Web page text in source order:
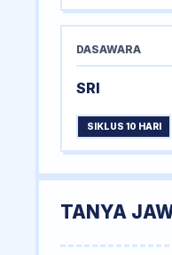
DASAWARA
SRI
SIKLUS 10 HARI
TANYA